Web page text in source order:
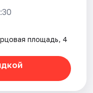
площадь, 4